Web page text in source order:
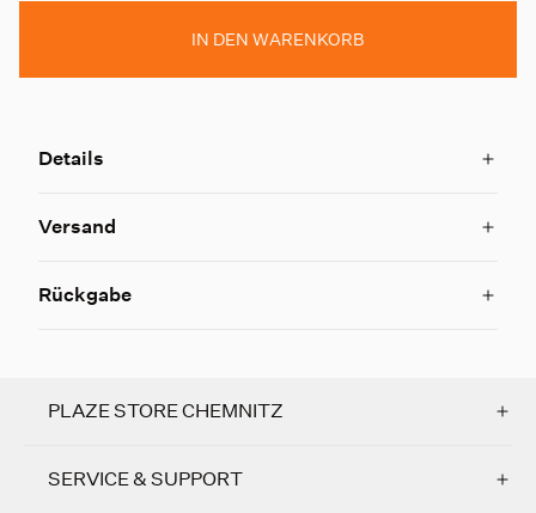
IN DEN WARENKORB
Details
Versand
Rückgabe
PLAZE STORE CHEMNITZ
SERVICE & SUPPORT